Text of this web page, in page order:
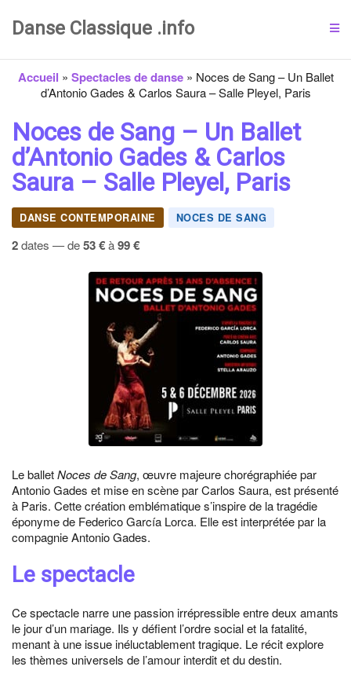
Danse Classique .info
Accueil » Spectacles de danse» Noces de Sang – Un Ballet
d’Antonio Gades & Carlos Saura – Salle Pleyel, Paris
Noces de Sang – Un Ballet
d’Antonio Gades & Carlos
Saura – Salle Pleyel, Paris
DANSE CONTEMPORAINE NOCES DE SANG
2dates — de53 €à99 €
Le balletNoces de Sang, œuvre majeure chorégraphiée par
Antonio Gades et mise en scène par Carlos Saura, est présenté
à Paris. Cette création emblématique s’inspire de la tragédie
éponyme de Federico García Lorca. Elle est interprétée par la
compagnie Antonio Gades.
Le spectacle
Ce spectacle narre une passion irrépressible entre deux amants
le jour d’un mariage. Ils y défient l’ordre social et la fatalité,
menant à une issue inéluctablement tragique. Le récit explore
les thèmes universels de l’amour interdit et du destin.